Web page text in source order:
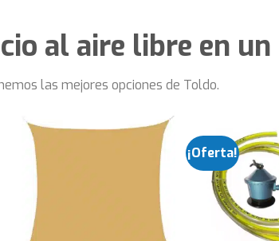
al aire libre en
las mejores opciones de Toldo.
¡Oferta!